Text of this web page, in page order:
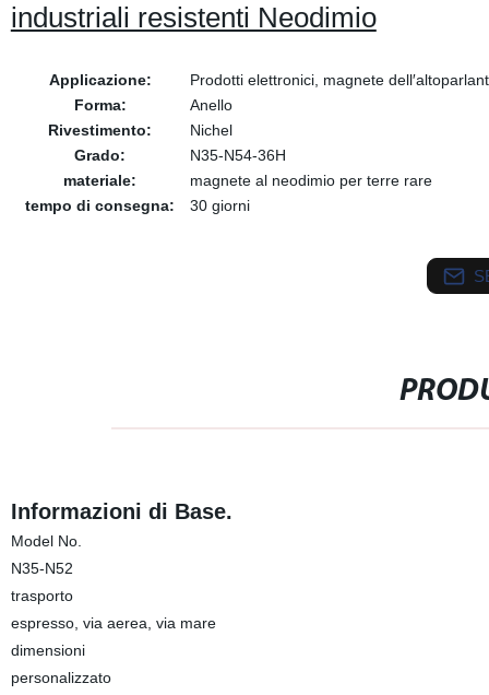
industriali resistenti Neodimio
Applicazione:
Prodotti elettronici, magnete
Forma:
Anello
Rivestimento:
Nichel
Grado:
N35-N54-36H
materiale:
magnete al neodimio per terre rare
tempo di consegna:
30 giorni
Informazioni di Base.
Model No.
N35-N52
trasporto
espresso, via aerea, via mare
dimensioni
personalizzato